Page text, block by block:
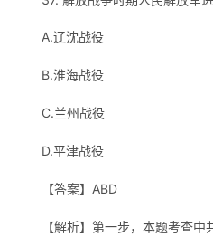
A.辽沈战役
B.淮海战役
C.兰州战役
D.平津战役
【答案】ABD
【解析】第一步，本题考查中